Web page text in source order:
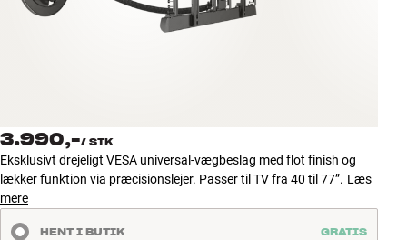
Tilbehør
NYHEDER
3.990,-/ STK
Eksklusivt drejeligt VESA universal-vægbeslag med flot finish og
lækker funktion via præcisionslejer. Passer til TV fra 40 til 77”. Læs
mere
HENT I BUTIK GRATIS